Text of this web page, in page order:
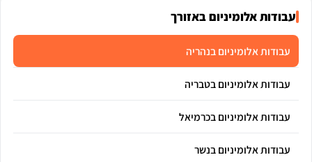
עבודות אלומיניום באזורך
עבודות אלומיניום בנהריה
עבודות אלומיניום בטבריה
עבודות אלומיניום בכרמיאל
עבודות אלומיניום בנשר